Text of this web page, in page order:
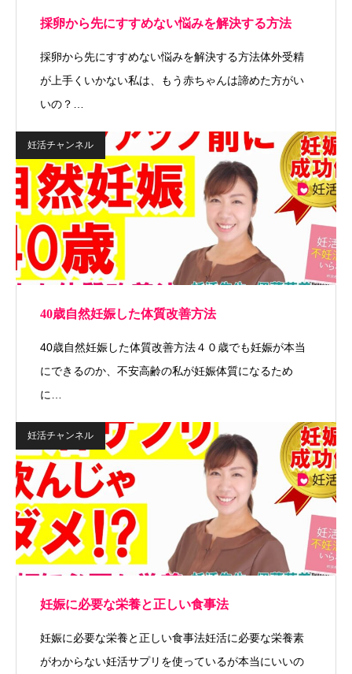
採卵から先にすすめない悩みを解決する方法
採卵から先にすすめない悩みを解決する方法体外受精
が上手くいかない私は、もう赤ちゃんは諦めた方がい
いの？…
妊活チャンネル
40歳自然妊娠した体質改善方法
40歳自然妊娠した体質改善方法４０歳でも妊娠が本当
にできるのか、不安高齢の私が妊娠体質になるため
に…
妊活チャンネル
妊娠に必要な栄養と正しい食事法
妊娠に必要な栄養と正しい食事法妊活に必要な栄養素
がわからない妊活サプリを使っているが本当にいいの